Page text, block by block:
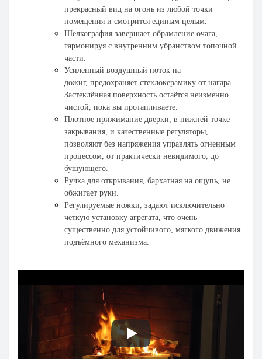
прекрасный вид на огонь из любой точки
помещения и смотрится единым целым.
Шелкография завершает обрамление очага,
гармонируя с внутренним убранством топочной
части.
Усиленный воздушный поток на
дожиг, предохраняет стеклокерамику от нагара.
Застеклённая поверхность остаётся неизменно
чистой, пока вы протапливаете.
Плотное прижимание дверки , в нижней точке
закрывания, и качественные регуляторы,
позволяют без напряжения управлять огненным
процессом, от практически невидимого, до
бушующего.
Ручка для открывания, бархатная на ощупь, не
обжигает руки.
Регулируемые ножки, задают исключительно
чёткую установку агрегата, что очень
существенно для устойчивого, мягкого движения
подъёмного механизма.